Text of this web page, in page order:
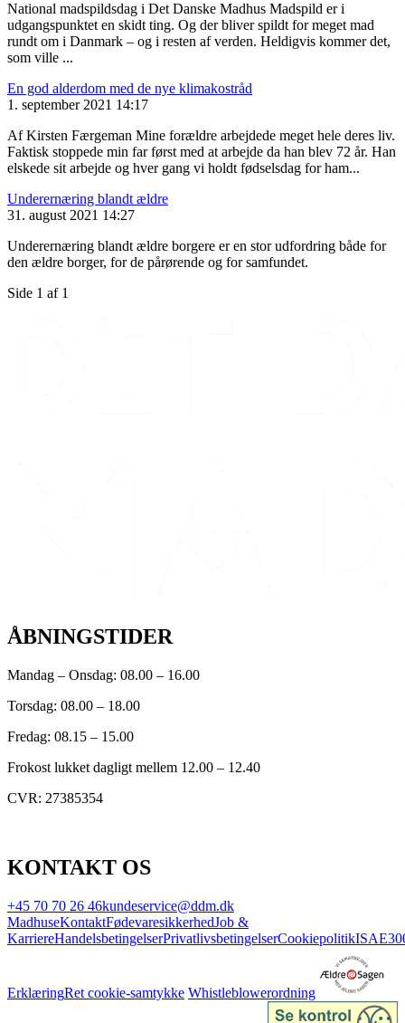
National madspildsdag i Det Danske Madhus Madspild er i
udgangspunktet en skidt ting. Og der bliver spildt for meget mad
rundt om i Danmark – og i resten af verden. Heldigvis kommer det,
som ville ...
En god alderdom med de nye klimakostråd
1. september 2021 14:17
Af Kirsten Færgeman Mine forældre arbejdede meget hele deres liv.
Faktisk stoppede min far først med at arbejde da han blev 72 år. Han
elskede sit arbejde og hver gang vi holdt fødselsdag for ham...
Underernæring blandt ældre
31. august 2021 14:27
Underernæring blandt ældre borgere er en stor udfordring både for
den ældre borger, for de pårørende og for samfundet.
Side 1 af 1
ÅBNINGSTIDER
Mandag – Onsdag: 08.00 – 16.00
Torsdag: 08.00 – 18.00
Fredag: 08.15 – 15.00
Frokost lukket dagligt mellem 12.00 – 12.40
CVR: 27385354
KONTAKT OS
+45 70 70 26 46kundeservice@ddm.dk
MadhuseKontaktFødevaresikkerhedJob &
KarriereHandelsbetingelserPrivatlivsbetingelserCookiepolitik
ErklæringRet cookie-samtykke Whistleblowerordning